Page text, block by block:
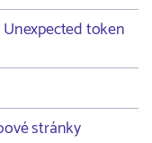
token
stránky